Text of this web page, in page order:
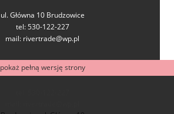
ul. Główna 10 Brudzowice
tel: 530-122-227
mail: rivertrade@wp.pl
pokaż pełną wersję strony